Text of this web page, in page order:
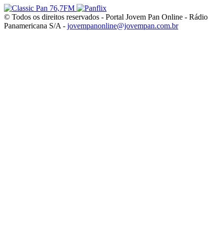
© Todos os direitos reservados - Portal Jovem Pan Online - Rádio
Panamericana S/A - jovempanonline@jovempan.com.br